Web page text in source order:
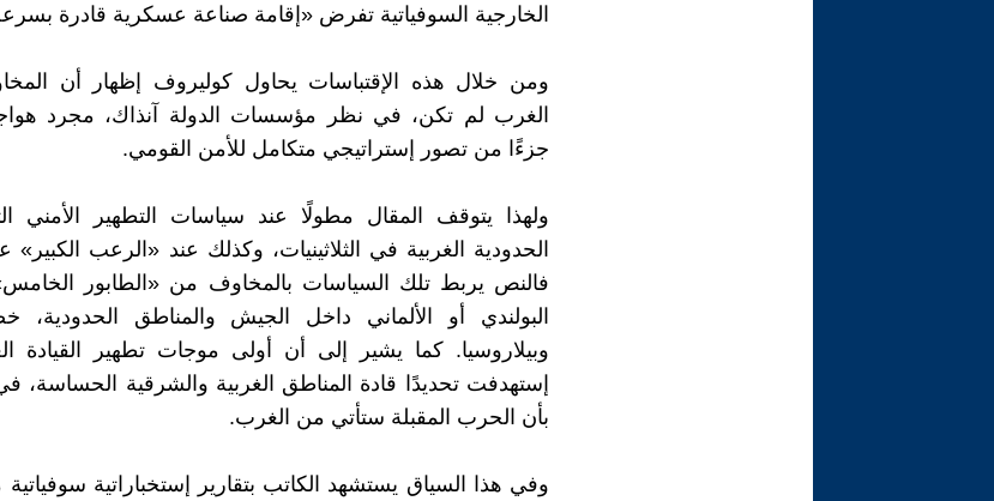
الخارجية السوفياتية تفرض «إقامة صناعة عسكرية قادرة
ومن خلال هذه الإقتباسات يحاول كوليروف إظهار أن
الغرب لم تكن، في نظر مؤسسات الدولة آنذاك، مجرد
جزءًا من تصور إستراتيجي متكامل للأمن القومي.
ولهذا يتوقف المقال مطولًا عند سياسات التطهير الأمني
فالنص يربط تلك السياسات بالمخاوف من «الطابور الخامس»
البولندي أو الألماني داخل الجيش والمناطق الحدودية،
وبيلاروسيا. كما يشير إلى أن أولى موجات تطهير القيادة
إستهدفت تحديدًا قادة المناطق الغربية والشرقية الحساسة،
بأن الحرب المقبلة ستأتي من الغرب.
وفي هذا السياق يستشهد الكاتب بتقارير إستخباراتية سوفياتية